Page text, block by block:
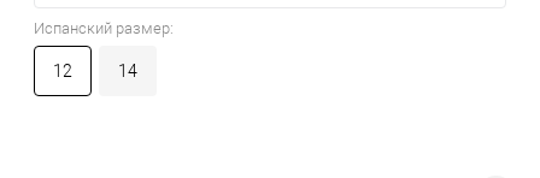
Испанский размер:
12 14